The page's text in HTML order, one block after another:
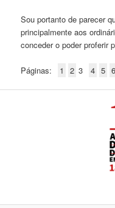
Sou portanto de parecer
principalmente aos
conceder o poder proferir
Páginas: 1 2 3 4 5 6